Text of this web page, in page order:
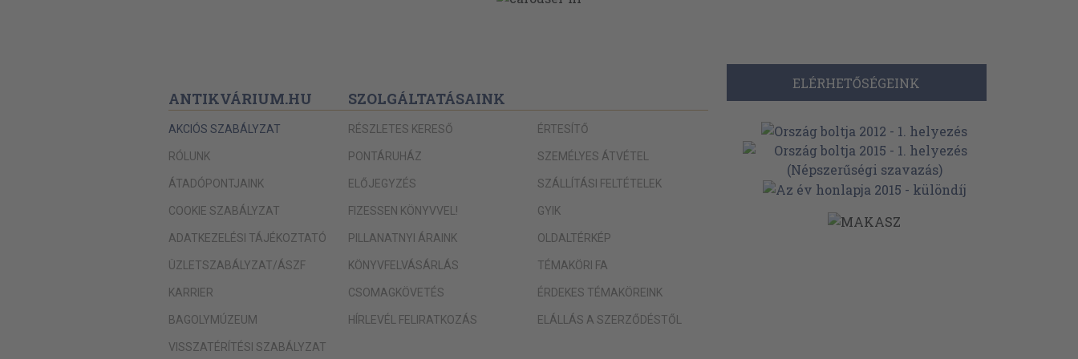
ANTIKVÁRIUM.HU
AKCIÓS SZABÁLYZAT
RÓLUNK
ÁTADÓPONTJAINK
COOKIE SZABÁLYZAT
ADATKEZELÉSI TÁJÉKOZTATÓ
ÜZLETSZABÁLYZAT/ÁSZF
KARRIER
BAGOLYMÚZEUM
VISSZATÉRÍTÉSI SZABÁLYZAT
SZOLGÁLTATÁSAINK
RÉSZLETES KERESŐ
PONTÁRUHÁZ
ELŐJEGYZÉS
FIZESSEN KÖNYVVEL!
PILLANATNYI ÁRAINK
KÖNYVFELVÁSÁRLÁS
CSOMAGKÖVETÉS
HÍRLEVÉL FELIRATKOZÁS
ÉRTESÍTŐ
SZEMÉLYES ÁTVÉTEL
SZÁLLÍTÁSI FELTÉTELEK
GYIK
OLDALTÉRKÉP
TÉMAKÖRI FA
ÉRDEKES TÉMAKÖREINK
ELÁLLÁS A SZERZŐDÉSTŐL
ELÉRHETŐSÉGEINK